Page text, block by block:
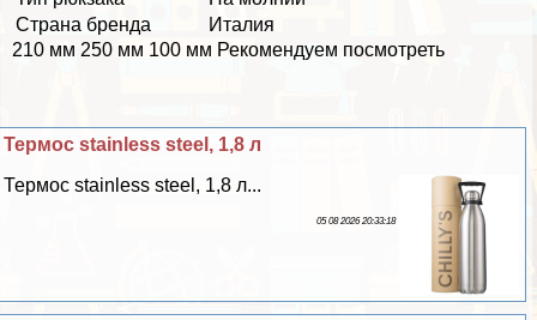
Страна бренда
Италия
210 мм 250 мм 100 мм Рекомендуем посмотреть
Термос stainless steel, 1,8 л
Термос stainless steel, 1,8 л...
05 08 2026 20:33:18